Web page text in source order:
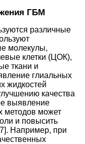
ГБМ
различные
молекулы,
клетки (ЦОК),
ткани и
глиальных
жидкостей
качества
выявление
методов может
и повысить
]. Например, при